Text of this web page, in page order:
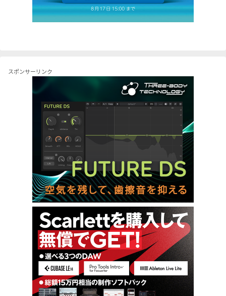
スポンサーリンク